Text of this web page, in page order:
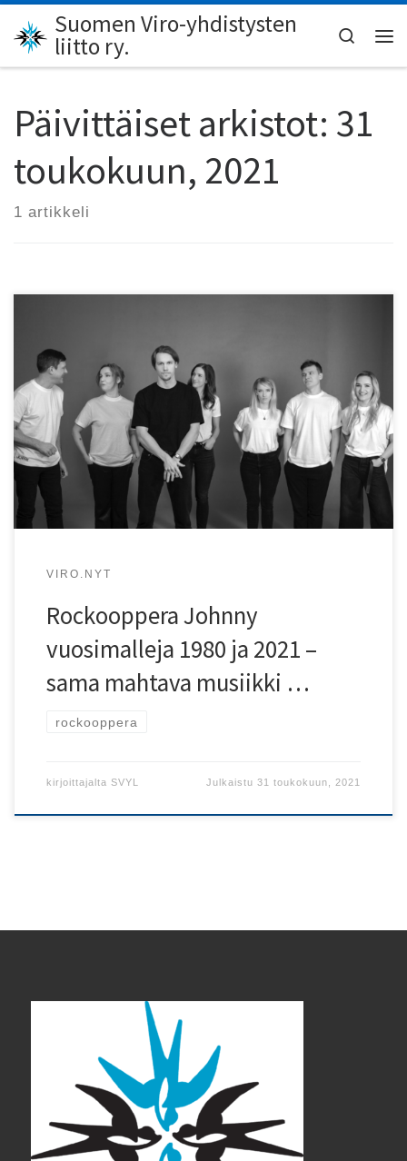
Skip to content
Suomen Viro-yhdistysten
liitto ry.
Search
Päivittäiset arkistot: 31
toukokuun, 2021
1 artikkeli
Elokuussa nähdään Tarton laululavalla jotain
ainutlaatuista, kun neljä vuosikymmentä uinunut
rockooppera Johnny herätetään henkiin uudistuneena ja
entistä ehompana.
VIRO.NYT
Rockooppera Johnny
vuosimalleja 1980 ja 2021 –
sama mahtava musiikki …
rockooppera
kirjoittajalta SVYL Julkaistu31 toukokuun, 2021